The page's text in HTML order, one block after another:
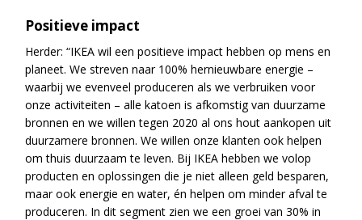
Positieve impact
Herder: “IKEA wil een positieve impact hebben op mens en
planeet. We streven naar 100% hernieuwbare energie –
waarbij we evenveel produceren als we verbruiken voor
onze activiteiten – alle katoen is afkomstig van duurzame
bronnen en we willen tegen 2020 al ons hout aankopen uit
duurzamere bronnen. We willen onze klanten ook helpen
om thuis duurzaam te leven. Bij IKEA hebben we volop
producten en oplossingen die je niet alleen geld besparen,
maar ook energie en water, én helpen om minder afval te
produceren. In dit segment zien we een groei van 30% in